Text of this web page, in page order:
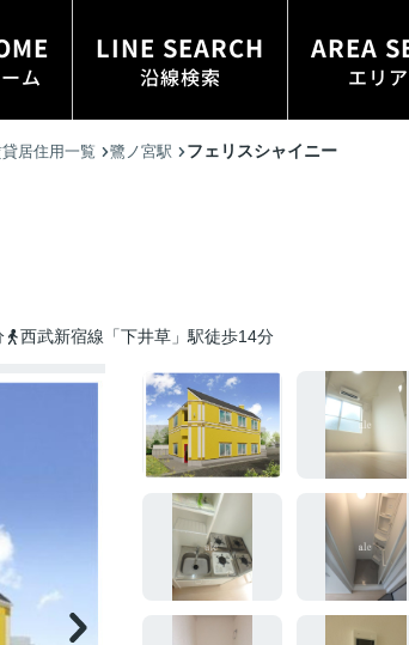
ム
LINE SEARCH
沿線検索
AREA
エリ
居住用一覧 鷺ノ宮駅 フェリスシャイニー
西武新宿線「下井草」駅徒歩14分